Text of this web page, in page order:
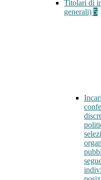
Titolari di
generali) 5